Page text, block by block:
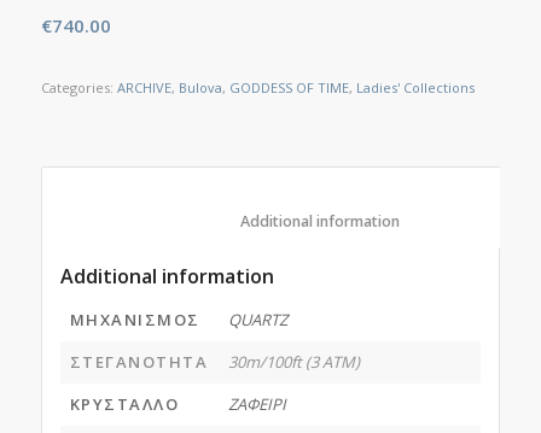
€740.00
Categories: ARCHIVE, Bulova, GODDESS OF TIME, Ladies' Collections
Additional information
ΜΗΧΑΝΙΣΜΟΣ
QUARTZ
ΣΤΕΓΑΝΟΤΗΤΑ
30m/100ft (3 ATM)
ΚΡΥΣΤΑΛΛΟ
ΖΑΦΕΙΡΙ